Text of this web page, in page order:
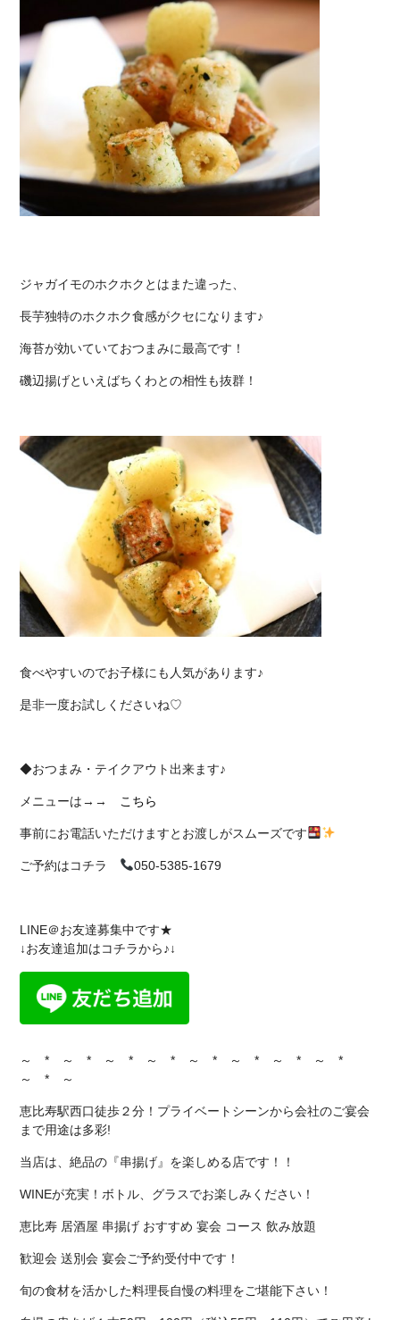
ジャガイモのホクホクとはまた違った、
長芋独特のホクホク食感がクセになります♪
海苔が効いていておつまみに最高です！
磯辺揚げといえばちくわとの相性も抜群！
食べやすいのでお子様にも人気があります♪
是非一度お試しくださいね♡
◆おつまみ・テイクアウト出来ます♪
メニューは→→ こちら
事前にお電話いただけますとお渡しがスムーズです
ご予約はコチラ 050-5385-1679
LINE＠お友達募集中です★
↓お友達追加はコチラから♪↓
～ * ～ * ～ * ～ * ～ * ～ * ～ * ～ *
～ * ～
恵比寿駅西口徒歩２分！プライベートシーンから会社のご宴会
まで用途は多彩!
当店は、絶品の『串揚げ』を楽しめる店です！！
WINEが充実！ボトル、グラスでお楽しみください！
恵比寿 居酒屋 串揚げ おすすめ 宴会 コース 飲み放題
歓迎会 送別会 宴会ご予約受付中です！
旬の食材を活かした料理長自慢の料理をご堪能下さい！